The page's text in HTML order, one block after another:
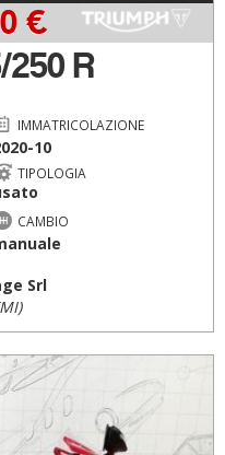
250 R
€
IMMATRICOLAZIONE
10
TIPOLOGIA
CAMBIO
Srl